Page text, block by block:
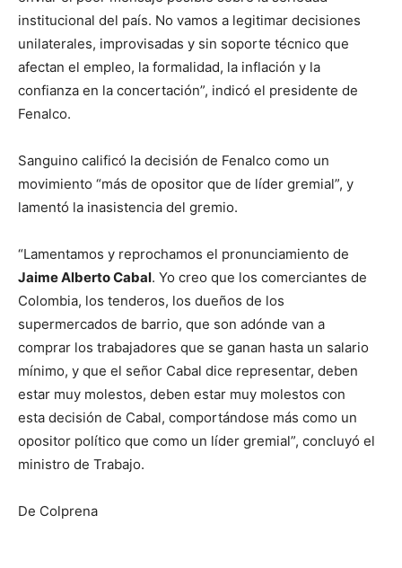
institucional del país. No vamos a legitimar decisiones
unilaterales, improvisadas y sin soporte técnico que
afectan el empleo, la formalidad, la inflación y la
confianza en la concertación”, indicó el presidente de
Fenalco.
Sanguino calificó la decisión de Fenalco como un
movimiento “más de opositor que de líder gremial”, y
lamentó la inasistencia del gremio.
“Lamentamos y reprochamos el pronunciamiento de
Jaime Alberto Cabal. Yo creo que los comerciantes de
Colombia, los tenderos, los dueños de los
supermercados de barrio, que son adónde van a
comprar los trabajadores que se ganan hasta un salario
mínimo, y que el señor Cabal dice representar, deben
estar muy molestos, deben estar muy molestos con
esta decisión de Cabal, comportándose más como un
opositor político que como un líder gremial”, concluyó el
ministro de Trabajo.
De Colprena